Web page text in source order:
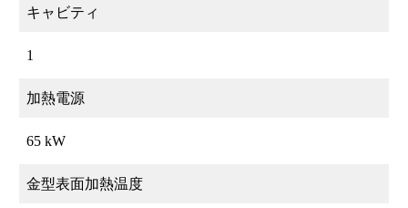
キャビティ
1
加熱電源
65 kW
金型表面加熱温度